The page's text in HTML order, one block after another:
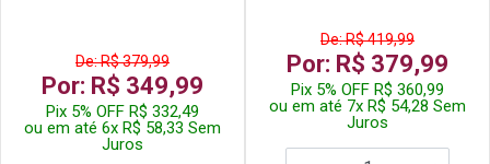
De: R$ 379,99
Por: R$ 349,99
Pix 5% OFF R$ 332,49
ou em até 6x R$ 58,33 Sem
Juros
De: R$ 419,99
Por: R$ 379,99
Pix 5% OFF R$ 360,99
ou em até 7x R$ 54,28 Sem
Juros